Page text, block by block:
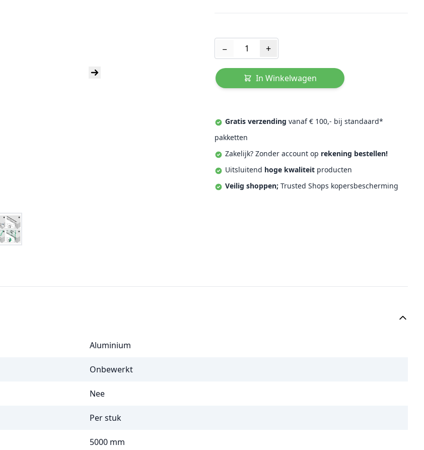
− +
In Winkelwagen
Gratis verzending vanaf € 100,- bij standaard*
pakketten
Zakelijk? Zonder account op rekening bestellen!
Uitsluitend hoge kwaliteit producten
Veilig shoppen; Trusted Shops kopersbescherming
Aluminium
Onbewerkt
Nee
Per stuk
5000 mm